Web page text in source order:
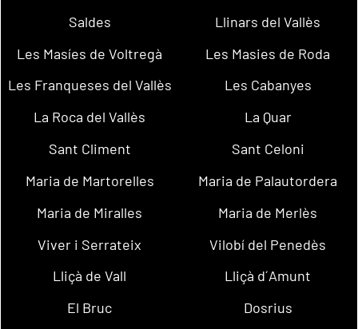
Saldes
Llinars del Vallès
Les Masíes de Voltregà
Les Masies de Roda
Les Franqueses del Vallès
Les Cabanyes
La Roca del Vallès
La Quar
Sant Climent
Sant Celoni
Maria de Martorelles
Maria de Palautordera
Maria de Miralles
Maria de Merlès
Viver i Serrateix
Vilobí del Penedès
Lliçà de Vall
Lliçà d´Amunt
El Bruc
Dosrius